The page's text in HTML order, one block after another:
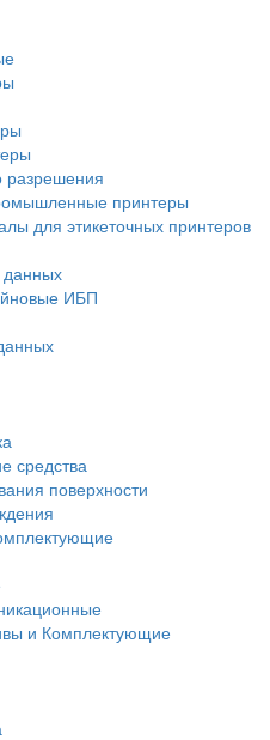
разрешения
принтеры
для этикеточных принтеров
ИБП
средства
поверхности
и Комплектующие